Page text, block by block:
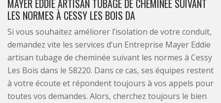
MAYER EDDIE ARTISAN TUBAGE DE CHEMINÉE SUIVANT
LES NORMES À CESSY LES BOIS DA
Si vous souhaitez améliorer l’isolation de votre conduit,
demandez vite les services d’un Entreprise Mayer Eddie
artisan tubage de cheminée suivant les normes à Cessy
Les Bois dans le 58220. Dans ce cas, ses équipes restent
à votre écoute et répondent toujours à vos appels pour
toutes vos demandes. Alors, cherchez toujours le bien